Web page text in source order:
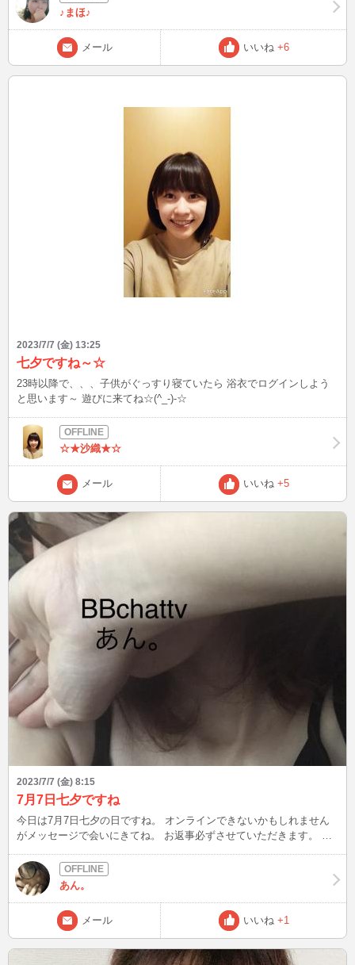
ますm(_ _)m メガネ好きな方メッセージ待ってまーす( *´꒳`*)/
♪まほ♪
メール いいね +6
2023/7/7 (金) 13:25
七夕ですね～☆
23時以降で、、、子供がぐっすり寝ていたら 浴衣でログインしよう
と思います～ 遊びに来てね☆(^_-)-☆
☆★沙織★☆
メール いいね +5
2023/7/7 (金) 8:15
7月7日七夕ですね
今日は7月7日七夕の日ですね。 オンラインできないかもしれません
がメッセージで会いにきてね。 お返事必ずさせていただきます。 今
あん。
メール いいね +1